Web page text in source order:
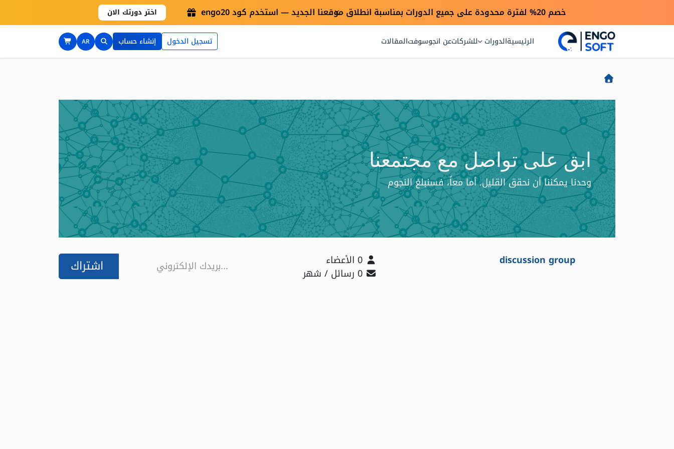
خصم 20% لفترة محدودة على جميع الدورات بمناسبة انطلاق موقعنا الجديد — استخدم كود engo20 اختر دورتك الان ×
الرئيسيةالدورات للشركاتعن انجوسوفتالمقالات تسجيل الدخول إنشاء حساب AR
ابق على تواصل مع مجتمعنا
وحدنا يمكننا أن نحقق القليل. أما معاً، فسنبلغ النجوم
discussion group 0 الأعضاء
0 رسائل / شهر اشتراك